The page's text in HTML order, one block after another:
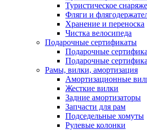
Туристическое
Фляги и
Хранение и переноска
Чистка велосипеда
Подарочные сертификаты
Подарочные
Подарочные
Рамы, вилки, амортизация
Амортизационные
Жесткие вилки
Задние амортизаторы
Запчасти для рам
Подседельные хомуты
Рулевые колонки